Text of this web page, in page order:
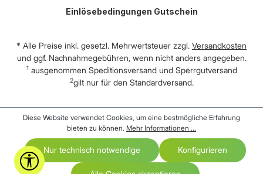
Einlösebedingungen Gutschein
* Alle Preise inkl. gesetzl. Mehrwertsteuer zzgl. Versandkosten
und ggf. Nachnahmegebühren, wenn nicht anders angegeben.
1 ausgenommen Speditionsversand und Sperrgutversand
2gilt nur für den Standardversand.
Werkzeugleiste anzeigen
Diese Website verwendet Cookies, um eine bestmögliche Erfahrung
bieten zu können. Mehr Informationen ...
Nur technisch notwendige Konfigurieren